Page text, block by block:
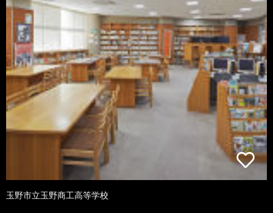
玉野市立玉野商工高等学校